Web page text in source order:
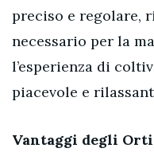
preciso e regolare,
necessario per la
l’esperienza di
piacevole e
Vantaggi degli